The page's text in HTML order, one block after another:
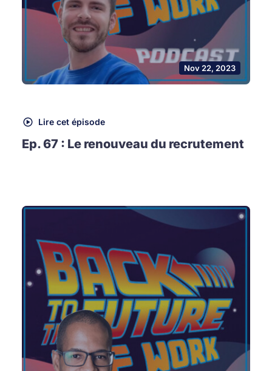
Nov 22, 2023
Lire cet épisode
Ep. 67 : Le renouveau du recrutement